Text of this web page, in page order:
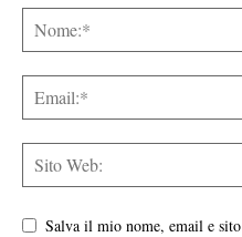
Salva il mio nome, email e